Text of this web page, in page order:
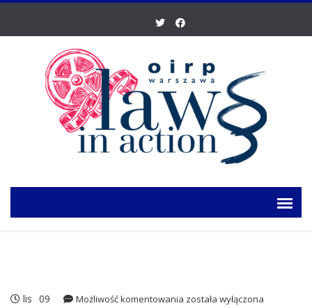
lis 09 Możliwość komentowania Aktualizacja:
została wyłączona